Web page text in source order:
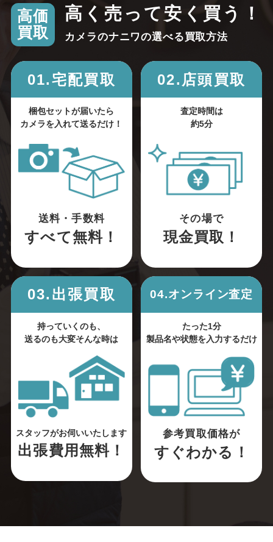
高価
買取
高く売って安く買う！
カメラのナニワの選べる買取方法
01.宅配買取
梱包セットが届いたら
カメラを入れて送るだけ！
送料・手数料
すべて無料！
02.店頭買取
査定時間は
約5分
その場で
現金買取！
03.出張買取
持っていくのも、
送るのも大変そんな時は
スタッフがお伺いいたします
出張費用無料！
04.オンライン査定
たった1分
製品名や状態を入力するだけ
参考買取価格が
すぐわかる！